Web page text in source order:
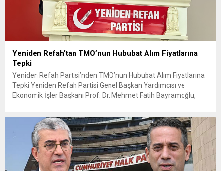
Yeniden Refah’tan TMO’nun Hububat Alım Fiyatlarına
Tepki
Yeniden Refah Partisi’nden TMO’nun Hububat Alım Fiyatlarına
Tepki Yeniden Refah Partisi Genel Başkan Yardımcısı ve
Ekonomik İşler Başkanı Prof. Dr. Mehmet Fatih Bayramoğlu,
fiyatların çiftçinin artan maliyetlerini karşılamaktan uzak
olduğunu savunarak fiyatların yeniden değerlendirilmesi
çağrısında...